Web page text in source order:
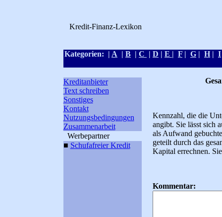
Kredit-Finanz-Lexikon
Kategorien: | A | B | C | D | E | F | G | H| I
Kreditanbieter
Text schreiben
Sonstiges
Kontakt
Nutzungsbedingungen
Zusammenarbeit
Werbepartner
■ Schufafreier Kredit
Kennzahl, die die
angibt. Sie lässt sich
als Aufwand
geteilt durch das
Kapital errechnen.
Kommentar: